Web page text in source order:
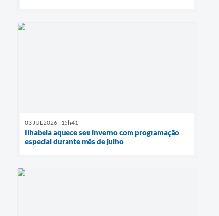
03 JUL 2026 - 15h41
Ilhabela aquece seu inverno com programação
especial durante mês de julho